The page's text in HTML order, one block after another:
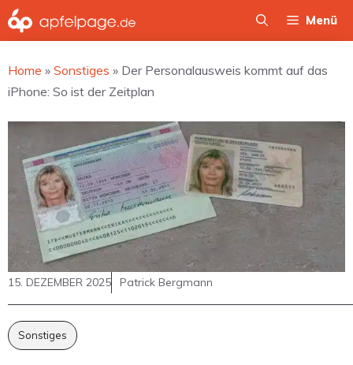
Zum
Inhalt
Menü
Home » Sonstiges » Der Personalausweis kommt auf das
iPhone: So ist der Zeitplan
15. DEZEMBER 2025 Patrick Bergmann
Sonstiges